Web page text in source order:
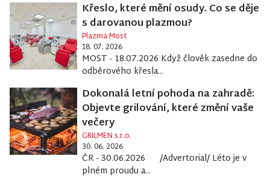
Křeslo, které mění osudy. Co se děje
s darovanou plazmou?
Plazma Most
18. 07. 2026
MOST - 18.07.2026 Když člověk zasedne do
odběrového křesla...
Dokonalá letní pohoda na zahradě:
Objevte grilování, které změní vaše
večery
GRILMEN s.r.o.
30. 06. 2026
ČR - 30.06.2026 /Advertorial/ Léto je v
plném proudu a...